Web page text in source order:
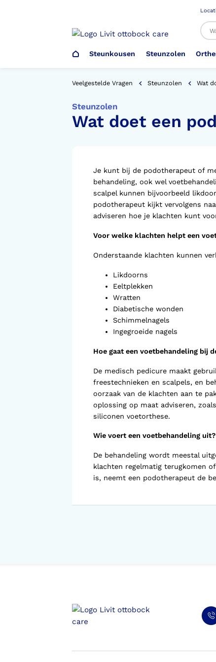
Steunkousen
Steunkousen (klasse 1)
Steunzolen
Steunzolen
Arm Elleboog
Romp Buik
Schoenencatalogus
Orthopedische Voorziening aan
Confectieschoen (OVAC)
Voorlopige orthopedische
Armprothese
Onderbeenprothese
Veiligheidsschoenen –
Werkgever
Veelgestelde Vragen Steunzolen Wat
Steunzolen
Wat doet een
Je kunt bij de podotherapeut of
behandeling, ook wel
scalpel kunnen bijvoorbeeld
podotherapeut kijkt vervolgens
adviseren hoe je klachten kunt
Voor welke klachten helpt een
Onderstaande klachten kunnen
Likdoorns
Eeltplekken
Wratten
Diabetische wonden
Schimmelnagels
Ingegroeide nagels
Hoe gaat een voetbehandeling bij
De medisch pedicure maakt
freestechnieken en scalpels, en
oorzaak van de klachten aan te
oplossing op maat adviseren,
siliconen voetorthese.
Wie voert een voetbehandeling uit?
De behandeling wordt meestal
klachten regelmatig terugkomen
is, neemt een podotherapeut de